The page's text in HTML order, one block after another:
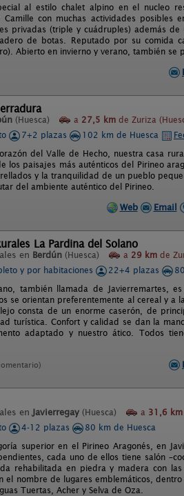
al estilo chalet alpino en el nucleo
Camille con muchas actividades
privadas (triple y cuádruples) además
de botas. Reputado por su comida
Abierto en invierno y verano, también se
(Huesca) a 27,5 km de Zuriza
7+2 plazas 102 km de Huesca
del Valle de Hecho, nuestra casa
los paisajes más auténticos del Pirineo
y la tranquilidad de un pueblo
del ambiente auténtico del Pirineo.
Web
Email
La Pardina del Solano
en Berdún (Huesca) a 29 km de
y por habitaciones
22+4 plazas
también llamada de Javierremartes,
se orientan preferentemente al cereal y a
consta de un enorme caserón, de
turística. Confort y calidad se dan la
adaptado y nuestro ático. Todos
enJavierregay (Huesca) a 31,6 km
4-12 plazas
80 km de Huesca
superior en el Pirineo Aragonés, en
cada uno de ellos tiene salón
rehabilitada en piedra y madera con
el nombre de lugares emblemáticos,
Tuertas, Acher y Selva de Oza.